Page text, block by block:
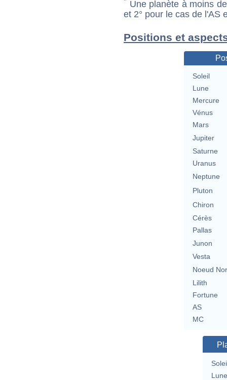
Une planète à moins
et 2° pour le cas de l'AS
Positions et
Soleil
Lune
Mercure
Vénus
Mars
Jupiter
Saturne
Uranus
Neptune
Pluton
Chiron
Cérès
Pallas
Junon
Vesta
Noeud
Lilith
Fortune
AS
MC
Lune